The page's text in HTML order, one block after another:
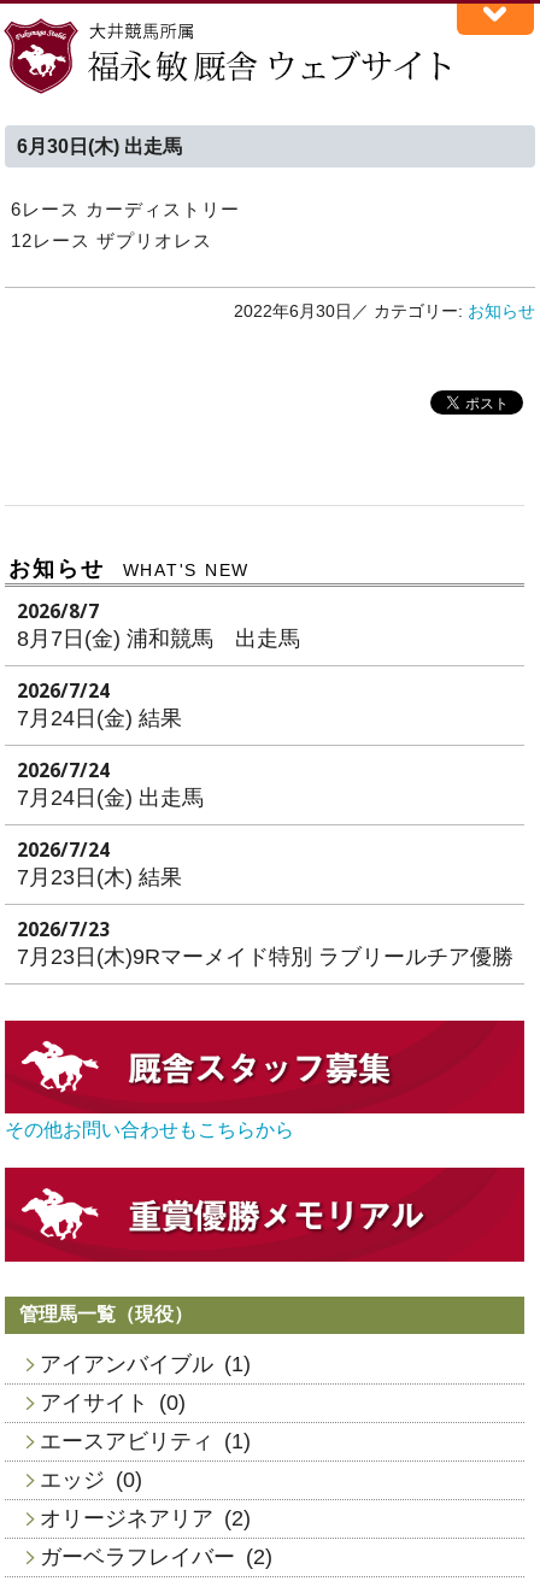
6月30日(木) 出走馬
6レース カーディストリー
12レース ザプリオレス
2022年6月30日／ カテゴリー: お知らせ
お知らせ WHAT'S NEW
2026/8/7
8月7日(金) 浦和競馬 出走馬
2026/7/24
7月24日(金) 結果
2026/7/24
7月24日(金) 出走馬
2026/7/24
7月23日(木) 結果
2026/7/23
7月23日(木)9Rマーメイド特別 ラブリールチア優勝
その他お問い合わせもこちらから
管理馬一覧（現役）
アイアンバイブル (1)
アイサイト
(0)
エースアビリティ
(1)
エッジ (0)
オリージネアリア (2)
ガーベラフレイバー (2)